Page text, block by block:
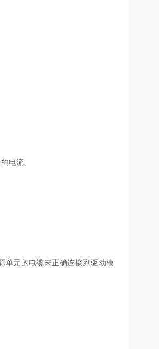
电流。
单元的电缆未正确连接到驱动模